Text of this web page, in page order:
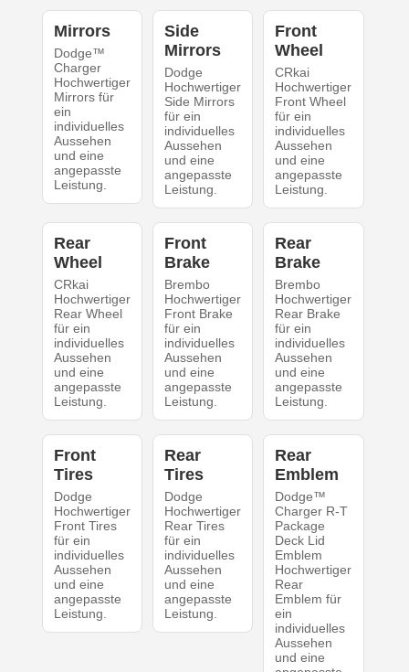
Mirrors
Dodge™
Charger
Hochwertiger
Mirrors für
ein
individuelles
Aussehen
und eine
angepasste
Leistung.
Side
Mirrors
Dodge
Hochwertiger
Side Mirrors
für ein
individuelles
Aussehen
und eine
angepasste
Leistung.
Front
Wheel
CRkai
Hochwertiger
Front Wheel
für ein
individuelles
Aussehen
und eine
angepasste
Leistung.
Rear
Wheel
CRkai
Hochwertiger
Rear Wheel
für ein
individuelles
Aussehen
und eine
angepasste
Leistung.
Front
Brake
Brembo
Hochwertiger
Front Brake
für ein
individuelles
Aussehen
und eine
angepasste
Leistung.
Rear
Brake
Brembo
Hochwertiger
Rear Brake
für ein
individuelles
Aussehen
und eine
angepasste
Leistung.
Front
Tires
Dodge
Hochwertiger
Front Tires
für ein
individuelles
Aussehen
und eine
angepasste
Leistung.
Rear
Tires
Dodge
Hochwertiger
Rear Tires
für ein
individuelles
Aussehen
und eine
angepasste
Leistung.
Rear
Emblem
Dodge™
Charger R-T
Package
Deck Lid
Emblem
Hochwertiger
Rear
Emblem für
ein
individuelles
Aussehen
und eine